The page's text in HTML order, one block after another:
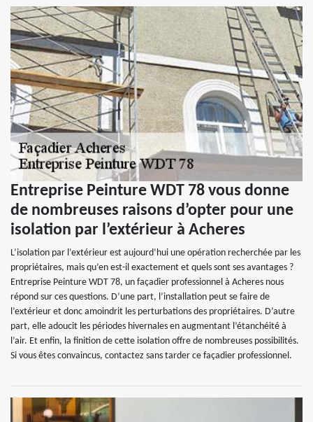
Entreprise Peinture WDT 78 vous donne
de nombreuses raisons d’opter pour une
isolation par l’extérieur à Acheres
L’isolation par l’extérieur est aujourd’hui une opération recherchée par les
propriétaires, mais qu’en est-il exactement et quels sont ses avantages ?
Entreprise Peinture WDT 78, un façadier professionnel à Acheres nous
répond sur ces questions. D’une part, l’installation peut se faire de
l’extérieur et donc amoindrit les perturbations des propriétaires. D’autre
part, elle adoucit les périodes hivernales en augmentant l’étanchéité à
l’air. Et enfin, la finition de cette isolation offre de nombreuses possibilités.
Si vous êtes convaincus, contactez sans tarder ce façadier professionnel.